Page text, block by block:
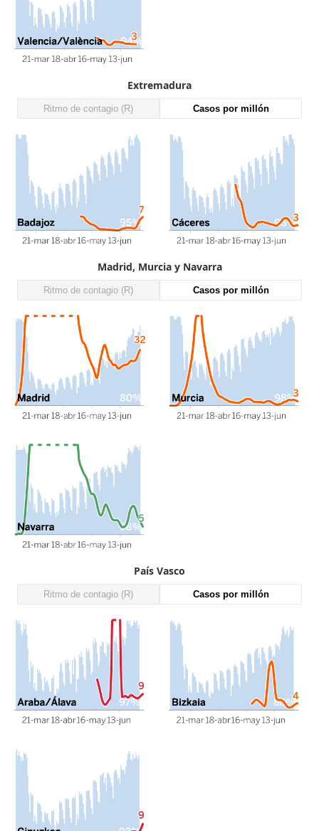
Extremadura
Ritmo de contagio (R) Casos por millón
Madrid, Murcia y Navarra
Ritmo de contagio (R) Casos por millón
País Vasco
Ritmo de contagio (R) Casos por millón